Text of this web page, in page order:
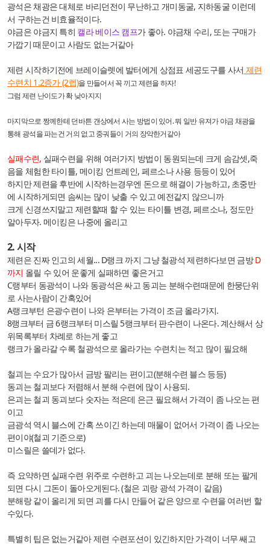
광석은 채광은 대체로 바리던전이 무난하고 개미동굴, 지하동굴 이런데
서 구하는건 비효율적이다.
야금은 야금지 특히 캘라 베이스 캠프가 좋아. 야금채 수리, 또는 구매가
가깝기 때문이고 사람도 없는거같아
제련 시작하기전에 브레이슬렛에 발터에게 상점표 세공도구를 사서 제련
수련치 1.2증가 (2렙)을 만들어서 꼭 끼고 제련을 하자!
그럼 제련 난이도가 확 낮아지지
마지막으로 짱께한테 던바튼 갠상에서 사는 방법이 있어. 뭐 일반 유져가 야금 채광을
통해 광석을 파는건 거의 없고 중궈들이 거의 장악한거같아
실패수련, 실패수련을 위해 여러가지 방법이 동원되는데 크게 솜감셋,죽
음을 체험한 타이틀, 메이킹 언트레인, 페르소나 사용 등등이 있어
하지만 제련을 후반에 시작하는경우엔 돈으로 해결이 가능하고, 초중반
에 시작하게되면 솜씨는 많이 낮출 수 있고 예전같지 않으니까
크게 신경쓰지말고 제련할때 할 수 있는 타이틀 변경, 페르소나, 정도만
알아두자. 메이킹은 나중에 올리고
2. 시작
제련은 진짜 인고의 세월... D랭크 까지 그냥 철광석 제련하다보면 금방D
까지 올릴 수 있어 운좋게 실패하면 좋은거고
C랭부터 동광석이 나와 동광석은 싸고 동괴는 분해수련때문에 한뭉단위
로 사는사람이 간혹있어
A랭크부턴 은광수련이 나와 은부터는 가격이 조금 올라가지.
8랭크부터 금 6랭크부터 미스릴 5랭크부터 판수련이 나온다. 계산해서 상
위목록부터 차례로 하는게 좋고
랭크가 올라갈 수록 철광석으로 올라가는 수련치는 적고 많이 필요해
철괴는 수요가 많아서 금방 팔리는 편이고(분해수련 블스 등등)
동괴는 철괴보다 저렴해서 분해 수련에 많이 사용되.
은괴는 철괴 동괴보다 숫자는 적은데 은근 필요해서 가격이 좀 나오는 편
이고
금광석 역시 블스에 간혹 쓰이긴 하는데 매물이 없어서 가격이 좀 나오는
편이야(철괴 기준으로)
미스릴은 쓸데가 없다.
즉 요약하면 실패수련 위주로 수련하고 괴는 나오는데로 분해 또는 팔게
되면 다시 그돈이 돌아오게된다. (철은 괴랑 광석 가격이 같음)
분해랑 같이 올리게 되면 괴를 다시 만들어 같은 양으로 수련을 여러번 할
수있다.
특별히 팁은 없는거같아 제련 수련포션이 있긴하지만 가격이 너무 쌔고